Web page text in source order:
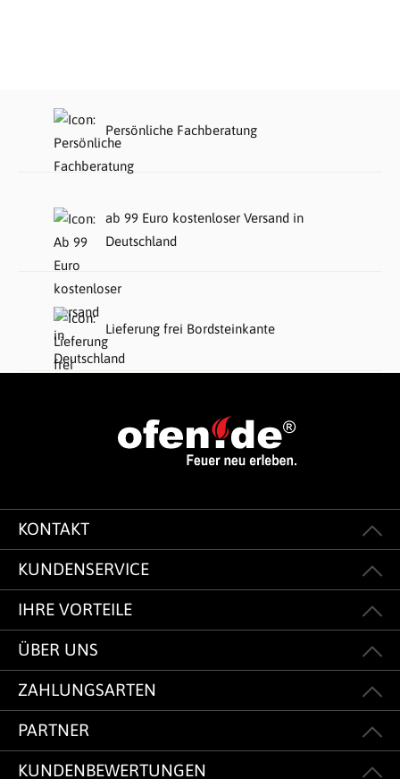
Persönliche Fachberatung
ab 99 Euro kostenloser Versand in
Deutschland
Lieferung frei Bordsteinkante
KONTAKT
KUNDENSERVICE
IHRE VORTEILE
ÜBER UNS
ZAHLUNGSARTEN
PARTNER
KUNDENBEWERTUNGEN